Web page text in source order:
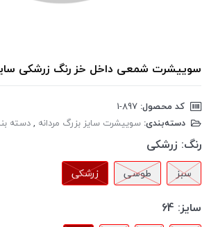
سوییشرت شمعی داخل خز رنگ زرشکی
کد محصول:
دسته‌بندی: سوییشرت سایز بزرگ مردانه ,دسته
رنگ: زرشکی
سبز طوسی زرشکی
سایز: 64